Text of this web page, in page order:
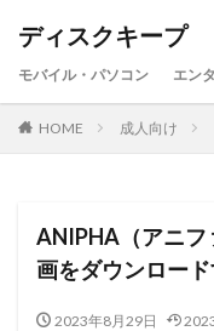
ディスクキープ
モバイル・パソコン エン
HOME 成人向け
ANIPHA（アニフ
画をダウンロー
2023年8月29日